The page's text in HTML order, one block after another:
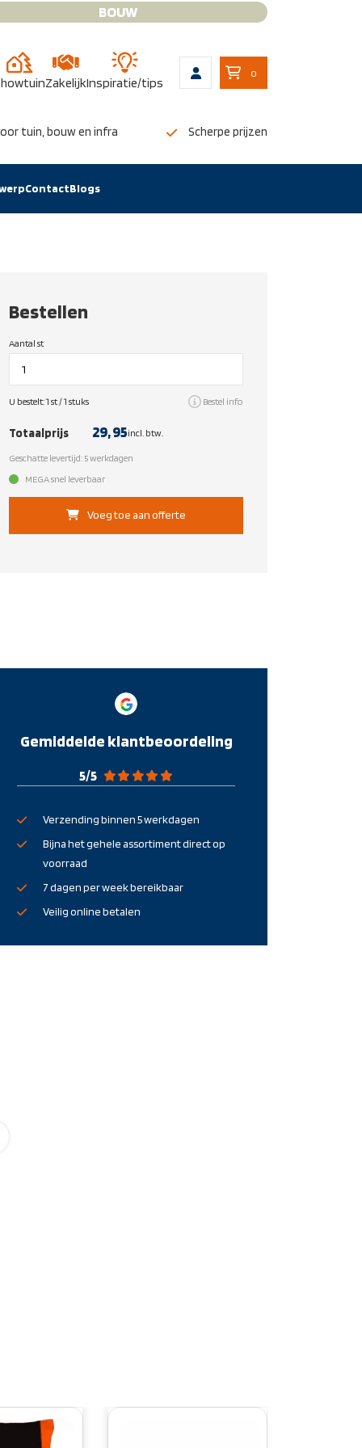
BOUW
ZakelijkInspiratie/tips
0
tuin, bouw en infra Scherpe prijzen
ContactBlogs
Bestellen
Aantal st
U bestelt:1 st /1 stuks Bestel info
Totaalprijs 29,95incl. btw.
Geschatte levertijd: 5 werkdagen
MEGA snel leverbaar
Voeg toe aan offerte
Gemiddelde klantbeoordeling
5/5
Verzending binnen 5 werkdagen
Bijna het gehele assortiment direct op
voorraad
7 dagen per week bereikbaar
Veilig online betalen